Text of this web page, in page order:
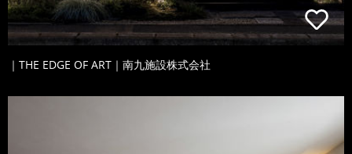
｜THE EDGE OF ART｜南九施設株式会社